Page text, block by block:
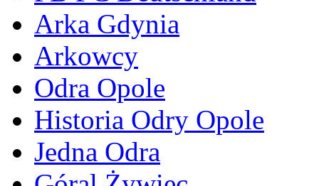
Arka Gdynia
Arkowcy
Odra Opole
Historia Odry Opole
Jedna Odra